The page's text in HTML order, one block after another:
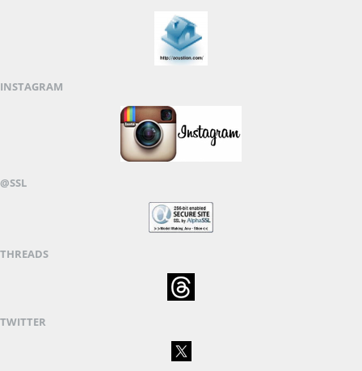
INSTAGRAM
@SSL
THREADS
TWITTER